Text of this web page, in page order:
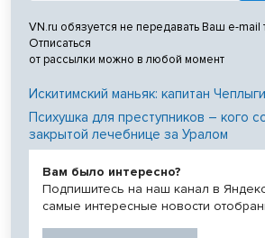
VN.ru обязуется не передавать Ваш e-mail
Отписаться
от рассылки можно в любой момент
Искитимский маньяк: капитан
Психушка для преступников – кого
закрытой лечебнице за Уралом
Вам было интересно?
Подпишитесь на наш канал в
самые интересные новости